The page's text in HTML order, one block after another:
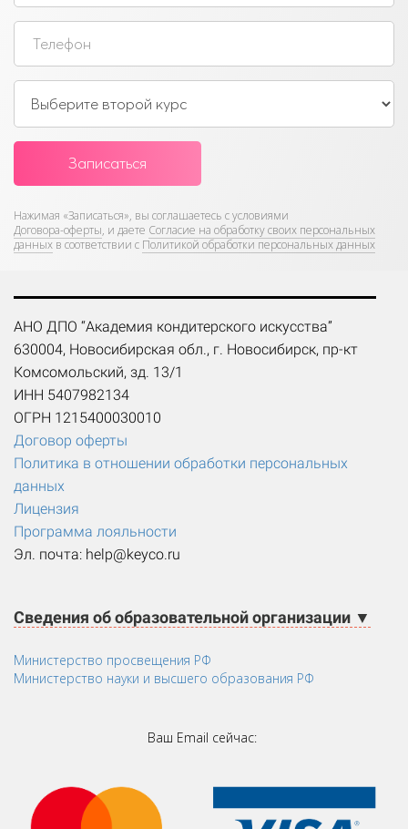
Записаться
Нажимая «Записаться», вы соглашаетесь с условиями
Договора-оферты, и даете Согласие на обработку своих персональных
данных в соответствии с Политикой обработки персональных данных
АНО ДПО “Академия кондитерского искусства”
630004, Новосибирская обл., г. Новосибирск, пр-кт
Комсомольский, зд. 13/1
ИНН 5407982134
ОГРН 1215400030010
Договор оферты
Политика в отношении обработки персональных
данных
Лицензия
Программа лояльности
Эл. почта: help@keyco.ru
Сведения об образовательной организации ▼
Министерство просвещения РФ
Министерство науки и высшего образования РФ
Ваш Email сейчас: